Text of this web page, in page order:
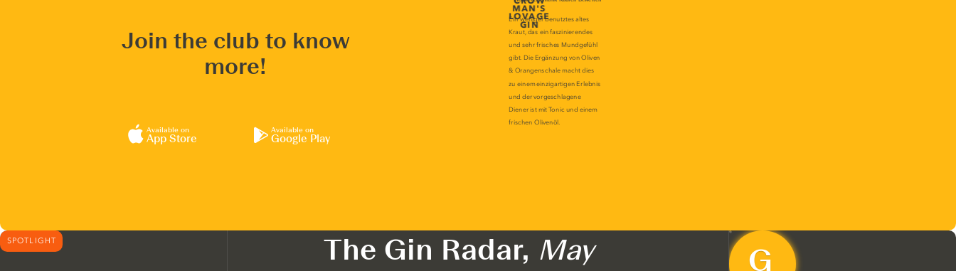
Join the club to know
more!
Available on
App Store
Available on
Google Play
SPOTLIGHT The Gin Radar, May